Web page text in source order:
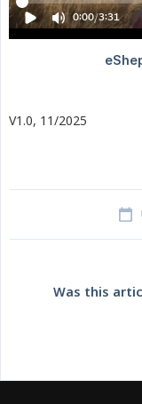
V1.0, 11/2025
Was this